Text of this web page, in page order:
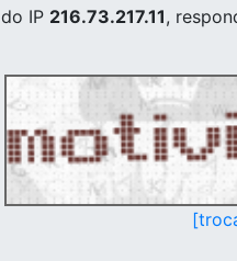
do IP 216.73.217.11,